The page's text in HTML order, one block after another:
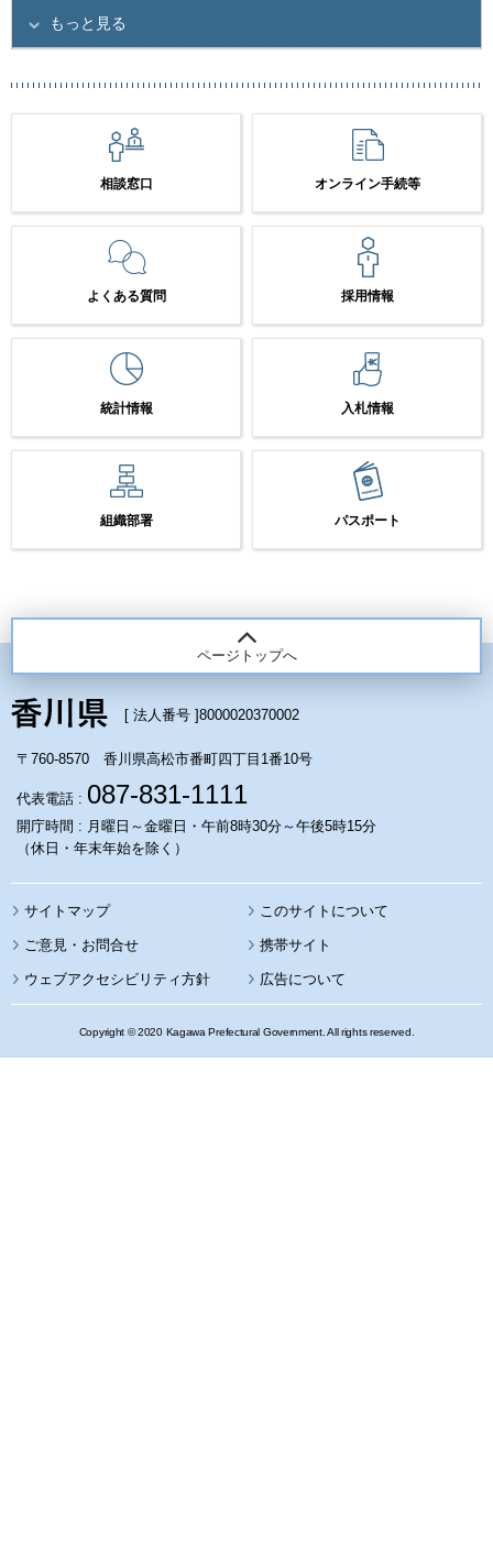
もっと見る
相談窓口 オンライン手続等
よくある質問 採用情報
統計情報 入札情報
組織部署 パスポート
ページトップへ
[ 法人番号 ]8000020370002
〒760-8570 香川県高松市番町四丁目1番10号
代表電話 : 087-831-1111
開庁時間 : 月曜日～金曜日・午前8時30分～午後5時15分
（休日・年末年始を除く）
サイトマップ このサイトについて
携帯サイト
ウェブアクセシビリティ方針 広告について
Copyright © 2020 Kagawa Prefectural Government. All rights reserved.